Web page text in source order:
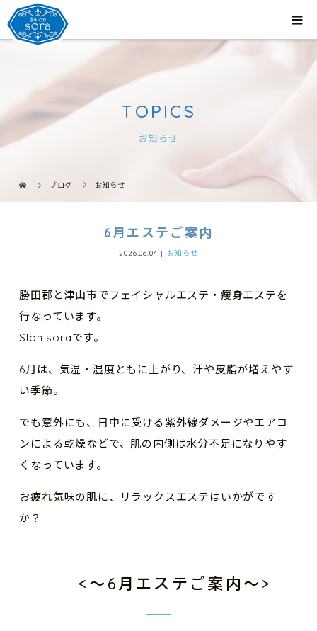
TOPICS
お知らせ
ブログ お知らせ
6月エステご案内
2026.06.04 お知らせ
勝田郡と津山市でフェイシャルエステ・痩身エステを
行なっています。
Slon soraです。
6月は、気温・湿度ともに上がり、汗や皮脂が増えやす
い季節。
でも意外にも、日中に受ける紫外線ダメージやエアコ
ンによる乾燥などで、肌の内側は水分不足になりやす
くなっています。
お疲れ気味の肌に、リラックスエステはいかがです
か？
<〜6月エステご案内〜>